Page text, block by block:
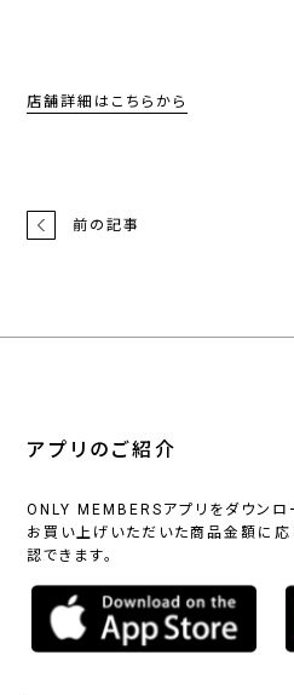
店舗詳細はこちらから
前の記事
アプリのご紹介
ONLY MEMBERSアプリをダウンロ
お買い上げいただいた商品金額に応
認できます。